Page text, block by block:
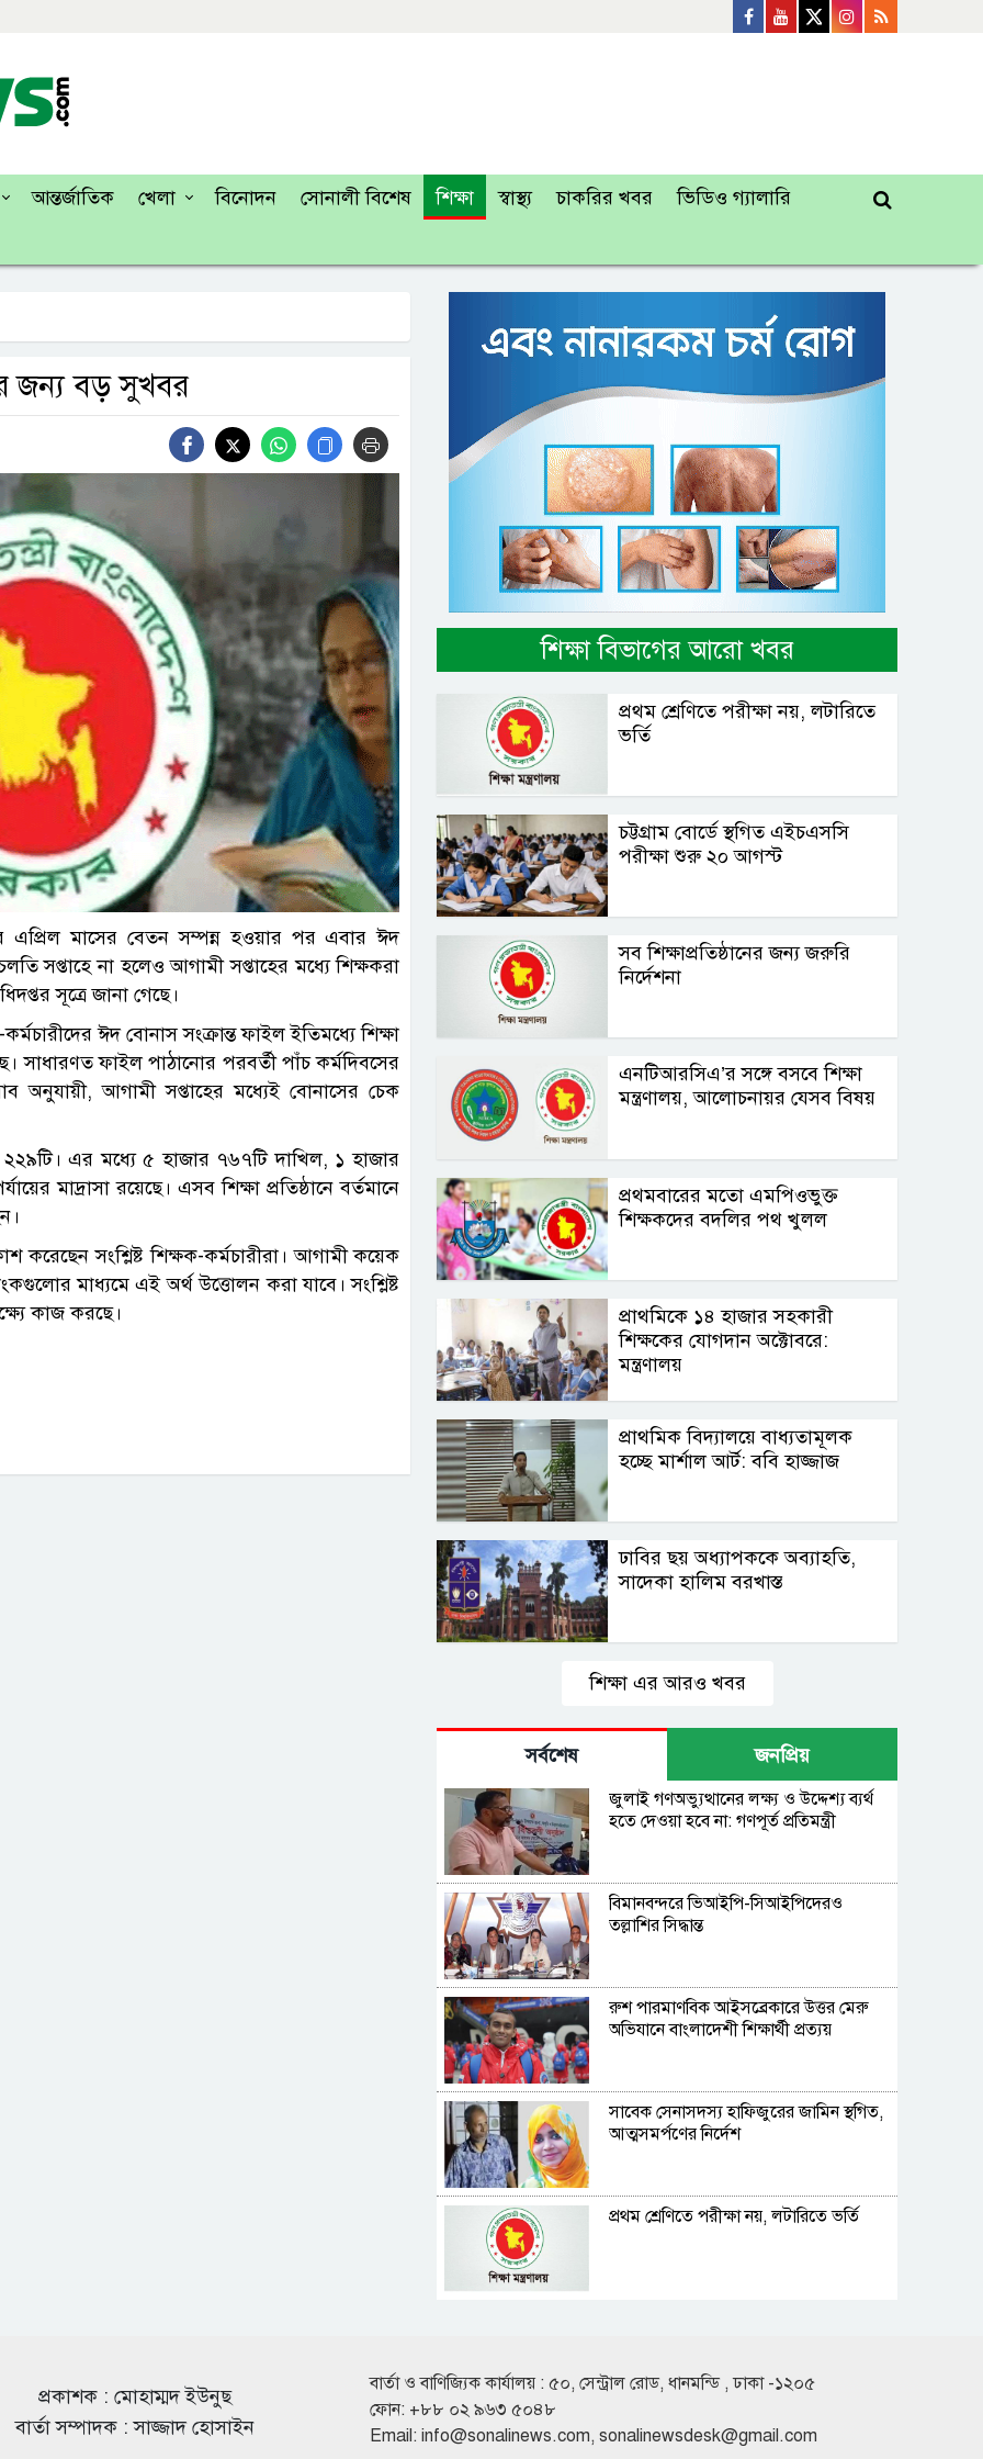
আন্তর্জাতিক খেলা বিনোদন সোনালী বিশেষ শিক্ষা স্বাস্থ্য চাকরির খবর
ভিডিও গ্যালারি
জন্য বড় সুখবর
ছবিএপ্রিল মাসের বেতন সম্পন্ন হওয়ার পর এবার ঈদ
সপ্তাহে না হলেও আগামী সপ্তাহের মধ্যে শিক্ষকরা
সূত্রে জানা গেছে।
ঈদ বোনাস সংক্রান্ত ফাইল ইতিমধ্যে শিক্ষা
সাধারণত ফাইল পাঠানোর পরবর্তী পাঁচ কর্মদিবসের
অনুযায়ী, আগামী সপ্তাহের মধ্যেই বোনাসের চেক
২২৯টি। এর মধ্যে ৫ হাজার ৭৬৭টি দাখিল, ১ হাজার
মাদ্রাসা রয়েছে। এসব শিক্ষা প্রতিষ্ঠানে বর্তমানে
করেছেন সংশ্লিষ্ট শিক্ষক-কর্মচারীরা। আগামী কয়েক
মাধ্যমে এই অর্থ উত্তোলন করা যাবে। সংশ্লিষ্ট
কাজ করছে।
শিক্ষা বিভাগের আরো খবর
প্রথম শ্রেণিতে পরীক্ষা নয়, লটারিতে
ভর্তি
চট্টগ্রাম বোর্ডে স্থগিত এইচএসসি
পরীক্ষা শুরু ২০ আগস্ট
সব শিক্ষাপ্রতিষ্ঠানের জন্য জরুরি
নির্দেশনা
এনটিআরসিএ’র সঙ্গে বসবে শিক্ষা
মন্ত্রণালয়, আলোচনায়র যেসব বিষয়
প্রথমবারের মতো এমপিওভুক্ত
শিক্ষকদের বদলির পথ খুলল
প্রাথমিকে ১৪ হাজার সহকারী
শিক্ষকের যোগদান অক্টোবরে:
মন্ত্রণালয়
প্রাথমিক বিদ্যালয়ে বাধ্যতামূলক
হচ্ছে মার্শাল আর্ট: ববি হাজ্জাজ
ঢাবির ছয় অধ্যাপককে অব্যাহতি,
সাদেকা হালিম বরখাস্ত
শিক্ষা এর আরও খবর
সর্বশেষ জনপ্রিয়
জুলাই গণঅভ্যুত্থানের লক্ষ্য ও উদ্দেশ্য ব্যর্থ
হতে দেওয়া হবে না: গণপূর্ত প্রতিমন্ত্রী
বিমানবন্দরে ভিআইপি-সিআইপিদেরও
তল্লাশির সিদ্ধান্ত
রুশ পারমাণবিক আইসব্রেকারে উত্তর মেরু
অভিযানে বাংলাদেশী শিক্ষার্থী প্রত্যয়
সাবেক সেনাসদস্য হাফিজুরের জামিন স্থগিত,
আত্মসমর্পণের নির্দেশ
প্রথম শ্রেণিতে পরীক্ষা নয়, লটারিতে ভর্তি
পুলিশের ৭ কর্মকর্তা বদলি
প্রকাশক : মোহাম্মদ ইউনুছ
বার্তা সম্পাদক : সাজ্জাদ হোসাইন
বার্তা ও বাণিজ্যিক কার্যালয় : ৫০, সেন্ট্রাল রোড, ধানমন্ডি , ঢাকা -১২০৫
ফোন: +৮৮ ০২ ৯৬৩ ৫০৪৮
Email: info@sonalinews.com, sonalinewsdesk@gmail.com